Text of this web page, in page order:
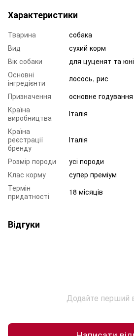
Характеристики
Тварина
собака
Вид
сухий корм
Вік собаки
для цуценят та
Основні
інгредієнти
лосось, рис
Призначення
основне годування
Країна
виробництва
Італія
Країна
реєстрації
бренду
Італія
Розмір породи
усі породи
Клас корму
супер преміум
Термін
придатності
18 місяців
Відгуки
Додайте перший